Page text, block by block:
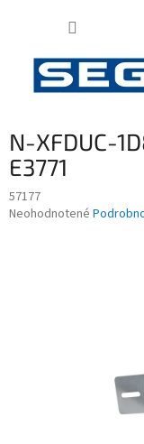
N-XFDUC-
E3771
57177
Priemerné
Neohodnotené